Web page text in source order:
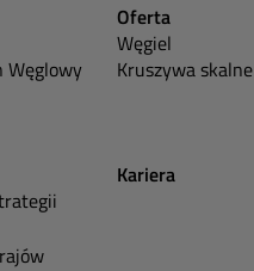
Węglowy
Oferta
Węgiel
Kruszywa skalne
Kariera